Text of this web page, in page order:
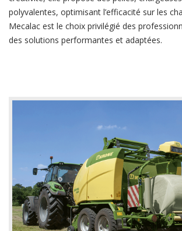
polyvalentes, optimisant l’efficacité sur les
Mecalac est le choix privilégié des
des solutions performantes et adaptées.